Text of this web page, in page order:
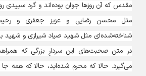
مقدس که آن روزها جوان بوده‌اند و گرد سپیدی
مثل محسن رضایی و عزیز جعفری و
شناخته‌شده‌ای مثل شهید صیاد شیرازی و شهید
در متن صحبت‌های این سردارِ‌ بزرگی که
می‌گیرد. حالا که محرم شده‌اید، حالا که همه جا